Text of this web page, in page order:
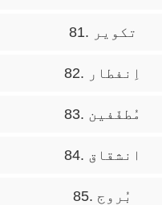
81. تکویر
82. اِنفطار
83. مُطفّفین
84. انشقاق
85. بُروج